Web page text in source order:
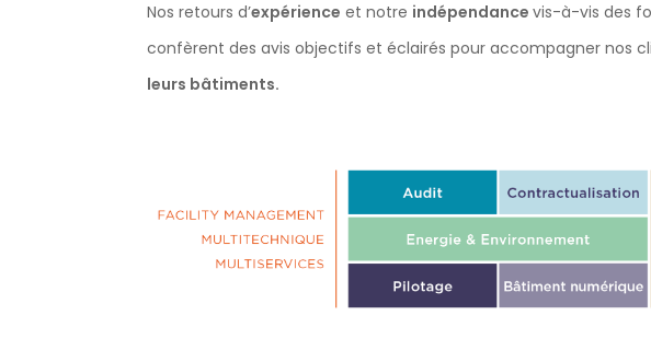
Nos retours d’expérience et notre indépendancevis-à-vis des
confèrent des avis objectifs et éclairés pour accompagner nos
leurs bâtiments.